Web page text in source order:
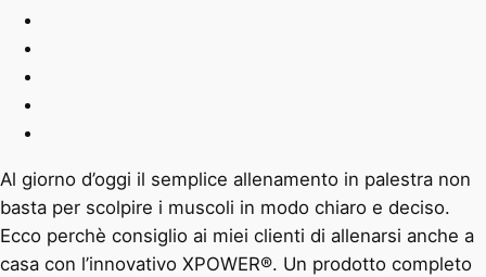
Al giorno d’oggi il semplice allenamento in palestra non
basta per scolpire i muscoli in modo chiaro e deciso.
Ecco perchè consiglio ai miei clienti di allenarsi anche a
casa con l’innovativo XPOWER®. Un prodotto completo